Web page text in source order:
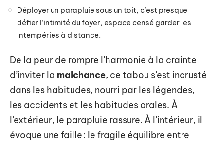
Déployer un parapluie sous un toit, c’est presque
défier l’intimité du foyer, espace censé garder les
intempéries à distance.
De la peur de rompre l’harmonie à la crainte
d’inviter la malchance, ce tabou s’est incrusté
dans les habitudes, nourri par les légendes,
les accidents et les habitudes orales. À
l’extérieur, le parapluie rassure. À l’intérieur, il
évoque une faille : le fragile équilibre entre